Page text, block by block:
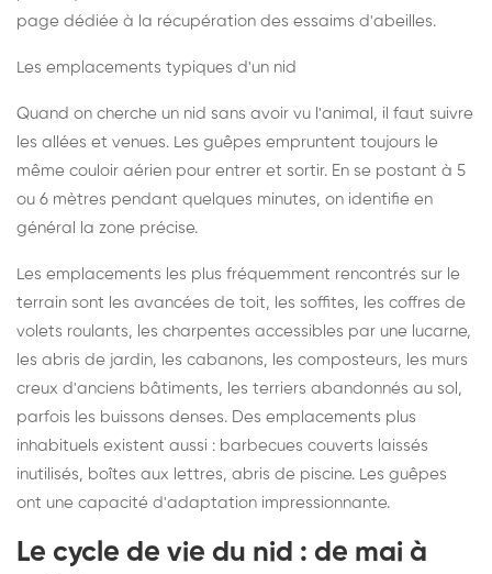
page dédiée à la récupération des essaims d'abeilles.
Les emplacements typiques d'un nid
Quand on cherche un nid sans avoir vu l'animal, il faut suivre
les allées et venues. Les guêpes empruntent toujours le
même couloir aérien pour entrer et sortir. En se postant à 5
ou 6 mètres pendant quelques minutes, on identifie en
général la zone précise.
Les emplacements les plus fréquemment rencontrés sur le
terrain sont les avancées de toit, les soffites, les coffres de
volets roulants, les charpentes accessibles par une lucarne,
les abris de jardin, les cabanons, les composteurs, les murs
creux d'anciens bâtiments, les terriers abandonnés au sol,
parfois les buissons denses. Des emplacements plus
inhabituels existent aussi : barbecues couverts laissés
inutilisés, boîtes aux lettres, abris de piscine. Les guêpes
ont une capacité d'adaptation impressionnante.
Le cycle de vie du nid : de mai à